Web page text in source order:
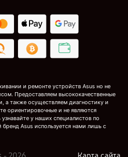
и ремонте устройств Asus но не
Предоставляем высококачественные
а также осуществляем диагностику и
ориентировочные и не являются
у наших специалистов по
Asus используется нами лишь с